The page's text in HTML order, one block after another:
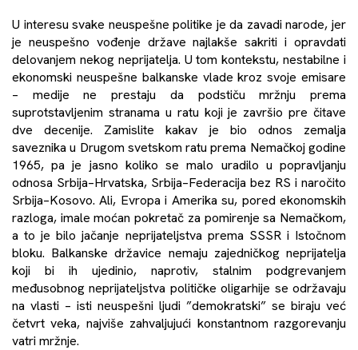
U interesu svake neuspešne politike je da zavadi narode, jer
je neuspešno vođenje države najlakše sakriti i opravdati
delovanjem nekog neprijatelja. U tom kontekstu, nestabilne i
ekonomski neuspešne balkanske vlade kroz svoje emisare
– medije ne prestaju da podstiču mržnju prema
suprotstavljenim stranama u ratu koji je završio pre čitave
dve decenije. Zamislite kakav je bio odnos zemalja
saveznika u Drugom svetskom ratu prema Nemačkoj godine
1965, pa je jasno koliko se malo uradilo u popravljanju
odnosa Srbija–Hrvatska, Srbija–Federacija bez RS i naročito
Srbija–Kosovo. Ali, Evropa i Amerika su, pored ekonomskih
razloga, imale moćan pokretač za pomirenje sa Nemačkom,
a to je bilo jačanje neprijateljstva prema SSSR i Istočnom
bloku. Balkanske državice nemaju zajedničkog neprijatelja
koji bi ih ujedinio, naprotiv, stalnim podgrevanjem
međusobnog neprijateljstva političke oligarhije se održavaju
na vlasti – isti neuspešni ljudi ”demokratski” se biraju već
četvrt veka, najviše zahvaljujući konstantnom razgorevanju
vatri mržnje.